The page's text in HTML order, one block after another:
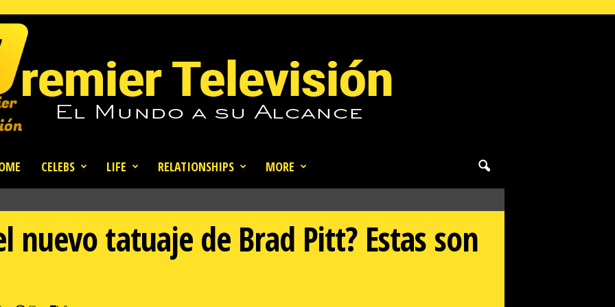
CELEBS LIFE RELATIONSHIPS MORE
nuevo tatuaje de Brad Pitt? Estas son